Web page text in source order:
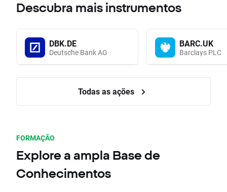
Descubra mais instrumentos
DBK.DE
Deutsche Bank AG
BARC.UK
Barclays PLC
Todas as ações
FORMAÇÃO
Explore a ampla Base de
Conhecimentos